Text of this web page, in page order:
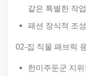
같은 특별한 작
패션 장식적 조
02-집 직물 패브릭
한미주둔군 지